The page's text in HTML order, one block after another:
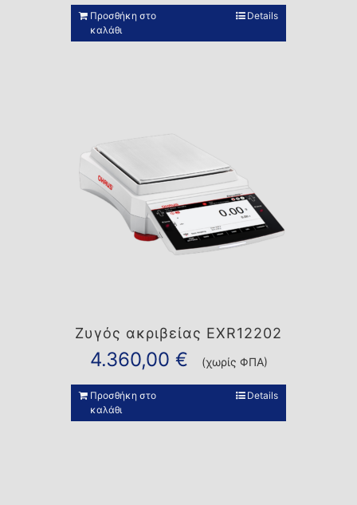
Προσθήκη στο
καλάθι
Details
Ζυγός ακριβείας EXR12202
4.360,00 € (χωρίς ΦΠΑ)
Προσθήκη στο
καλάθι
Details